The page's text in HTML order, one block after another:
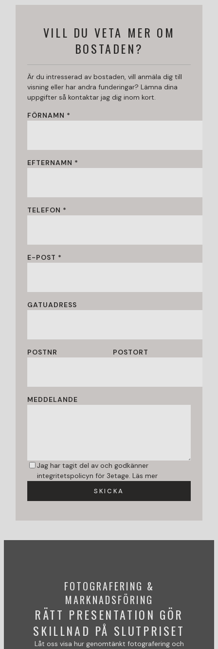
VILL DU VETA MER OM
BOSTADEN?
Är du intresserad av bostaden, vill anmäla dig till
visning eller har andra funderingar? Lämna dina
uppgifter så kontaktar jag dig inom kort.
FÖRNAMN *
EFTERNAMN *
TELEFON *
E-POST *
GATUADRESS
POSTNR POSTORT
MEDDELANDE
Jag har tagit del av och godkänner
integritetspolicyn för 3etage. Läs mer
SKICKA
FOTOGRAFERING &
MARKNADSFÖRING
RÄTT PRESENTATION GÖR
SKILLNAD PÅ SLUTPRISET
Låt oss visa hur genomtänkt fotografering och